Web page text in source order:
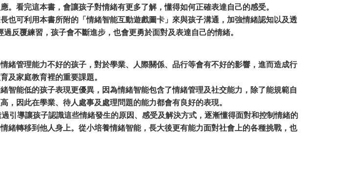
。看完這本書，會讓孩子對情緒有更多了解，懂得如何正確表達自己的感受。
也可利用本書所附的「情緒智能互動遊戲圖卡」來與孩子溝通，加強情緒認知以及透
反覆練習，孩子會不斷進步，也會更勇於面對及表達自己的情緒。
緒管理能力不好的孩子，對於學業、人際關係、品行等會有不好的影響，進而造成行
及家庭教育裡的重要課題。
智能低的孩子表現更優異，因為情緒智能包含了情緒管理及社交能力，除了能規範自
，因此在學業、待人處事及處理問題的能力都會有良好的表現。
引導讓孩子認識這些情緒發生的原因、感受及解決方式，逐漸懂得面對和控制情緒的
緒轉移到他人身上。從小培養情緒智能，長大後更有能力面對社會上的各種挑戰，也